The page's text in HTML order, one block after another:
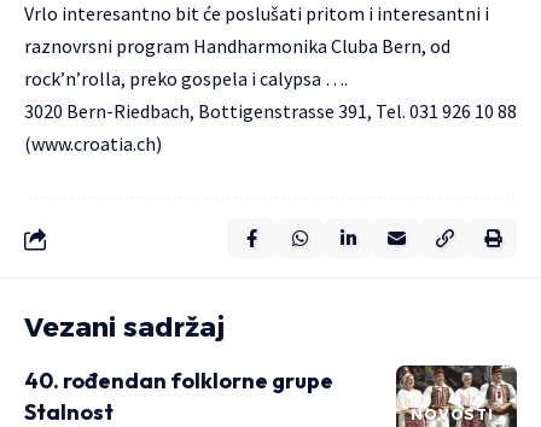
Vrlo interesantno bit će poslušati pritom i interesantni i
raznovrsni program Handharmonika Cluba Bern, od
rock’n’rolla, preko gospela i calypsa ….
3020 Bern-Riedbach, Bottigenstrasse 391, Tel. 031 926 10 88
(www.croatia.ch)
Vezani sadržaj
NOVOSTI
40. rođendan folklorne grupe
Stalnost